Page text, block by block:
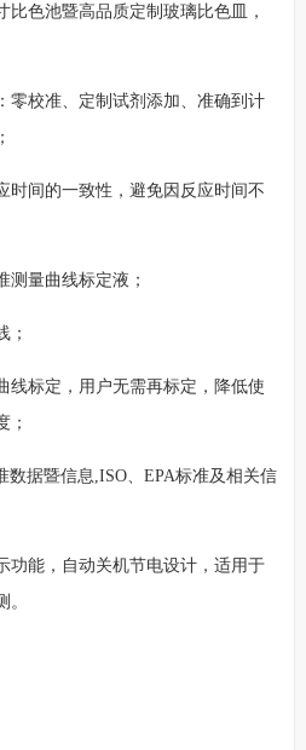
色池暨高品质定制玻璃比色皿，
零校准、定制试剂添加、准确到计
时间的一致性，避免因反应时间不
测量曲线标定液；
；
线标定，用户无需再标定，降低使
；
数据暨信息,ISO、EPA标准及相关信
功能，自动关机节电设计，适用于